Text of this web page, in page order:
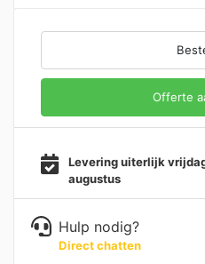
Offerte
Levering uiterlijk
augustus
Hulp nodig?
Direct chatten